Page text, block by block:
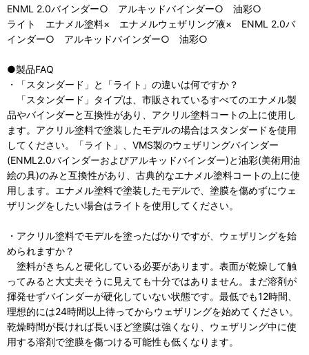
ENML 2.0バインダー○ アルキッドバインダー○ 油彩○
ライト エナメル塗料× エナメルウェザリング液× ENML 2.0バ
インダー○ アルキッドバインダー○ 油彩○
●製品FAQ
・「スタンダード」と「ライト」の違いは何ですか？
「スタンダード」タイプは、市販されているすべてのエナメル製
品やバインダーと互換性があり、アクリル塗料コートの上に使用し
ます。アクリル塗料で塗装したモデルの場合はスタンダードを使用
してください。「ライト」、VMS製のウェザリングバインダー
(ENML2.0バインダーおよびアルキッドバインダー)と油彩(美術用油
絵の具)のみと互換性があり、古典的なエナメル塗料コートの上に使
用します。エナメル塗料で塗装したモデルで、塗膜を傷めずにウェ
ザリングをしたい場合はライトを使用してください。
・アクリル塗料でモデルを塗ったばかりですが、ウェザリングを始
められますか？
塗料がきちんと硬化している必要があります。表面が乾燥して触
ってみると大丈夫そうに見えても十分ではありません。まだ溶剤が
揮発せずバインダーが硬化していない状態です。最低でも12時間、
理想的には24時間以上待ってからウェザリングを始めてください。
乾燥時間が長ければ長いほど塗膜は強くなり、ウェザリング中に使
用する溶剤で塗膜を傷つける可能性も低くなります。